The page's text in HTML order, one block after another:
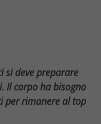
si deve preparare
Il corpo ha bisogno
per rimanere al top